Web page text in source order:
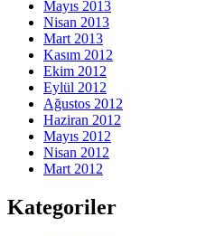
Mayıs 2013
Nisan 2013
Mart 2013
Kasım 2012
Ekim 2012
Eylül 2012
Ağustos 2012
Haziran 2012
Mayıs 2012
Nisan 2012
Mart 2012
Kategoriler